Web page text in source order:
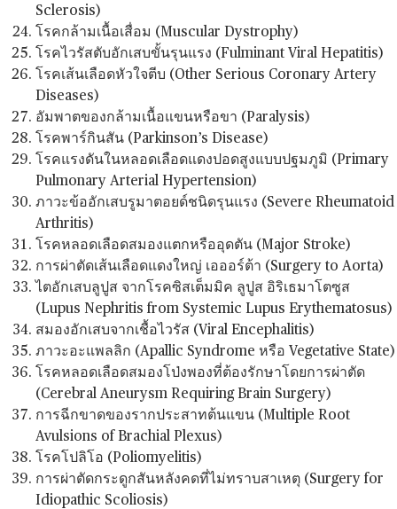
Sclerosis)
โรคกล้ามเนื้อเสื่อม (Muscular Dystrophy)
โรคไวรัสตับอักเสบขั้นรุนแรง (Fulminant Viral Hepatitis)
โรคเส้นเลือดหัวใจตีบ (Other Serious Coronary Artery
Diseases)
อัมพาตของกล้ามเนื้อแขนหรือขา (Paralysis)
โรคพาร์กินสัน (Parkinson’s Disease)
โรคแรงดันในหลอดเลือดแดงปอดสูงแบบปฐมภูมิ (Primary
Pulmonary Arterial Hypertension)
ภาวะข้ออักเสบรูมาตอยด์ชนิดรุนแรง (Severe Rheumatoid
Arthritis)
โรคหลอดเลือดสมองแตกหรืออุดตัน (Major Stroke)
การผ่าตัดเส้นเลือดแดงใหญ่ เอออร์ต้า (Surgery to Aorta)
ไตอักเสบลูปูส จากโรคซิสเต็มมิค ลูปูส อิริเธมาโตซูส
(Lupus Nephritis from Systemic Lupus Erythematosus)
สมองอักเสบจากเชื้อไวรัส (Viral Encephalitis)
ภาวะอะแพลลิก (Apallic Syndrome หรือ Vegetative State)
โรคหลอดเลือดสมองโป่งพองที่ต้องรักษาโดยการผ่าตัด
(Cerebral Aneurysm Requiring Brain Surgery)
การฉีกขาดของรากประสาทต้นแขน (Multiple Root
Avulsions of Brachial Plexus)
โรคโปลิโอ (Poliomyelitis)
การผ่าตัดกระดูกสันหลังคดที่ไม่ทราบสาเหตุ (Surgery for
Idiopathic Scoliosis)